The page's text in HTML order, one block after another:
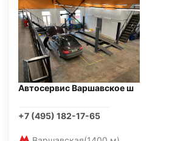
Автосервис Варшавское ш
+7 (495) 182-17-65